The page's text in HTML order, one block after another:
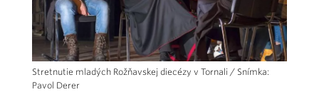
Stretnutie mladých Rožňavskej diecézy v Tornali / Snímka:
Pavol Derer